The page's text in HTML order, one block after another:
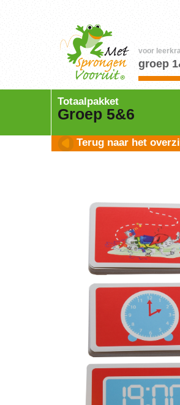
voor
groep
Totaalpakket
Groep 5&6
Terug naar het